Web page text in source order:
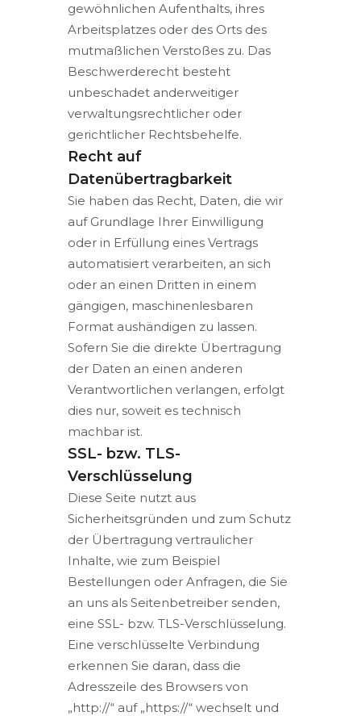
gewöhnlichen Aufenthalts, ihres
Arbeitsplatzes oder des Orts des
mutmaßlichen Verstoßes zu. Das
Beschwerderecht besteht
unbeschadet anderweitiger
verwaltungsrechtlicher oder
gerichtlicher Rechtsbehelfe.
Recht auf
Datenübertragbarkeit
Sie haben das Recht, Daten, die wir
auf Grundlage Ihrer Einwilligung
oder in Erfüllung eines Vertrags
automatisiert verarbeiten, an sich
oder an einen Dritten in einem
gängigen, maschinenlesbaren
Format aushändigen zu lassen.
Sofern Sie die direkte Übertragung
der Daten an einen anderen
Verantwortlichen verlangen, erfolgt
dies nur, soweit es technisch
machbar ist.
SSL- bzw. TLS-
Verschlüsselung
Diese Seite nutzt aus
Sicherheitsgründen und zum Schutz
der Übertragung vertraulicher
Inhalte, wie zum Beispiel
Bestellungen oder Anfragen, die Sie
an uns als Seitenbetreiber senden,
eine SSL- bzw. TLS-Verschlüsselung.
Eine verschlüsselte Verbindung
erkennen Sie daran, dass die
Adresszeile des Browsers von
„http://“ auf „https://“ wechselt und